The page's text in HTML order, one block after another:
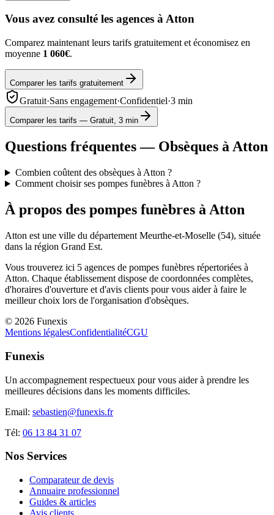
Vous avez consulté les agences à Atton
Comparez maintenant leurs tarifs gratuitement et économisez en
moyenne 1 060€.
Comparer les tarifs gratuitement
Gratuit·Sans engagement·Confidentiel·3 min
Comparer les tarifs — Gratuit, 3 min
Questions fréquentes — Obsèques àAtton
Combien coûtent des obsèques à Atton ?
Comment choisir ses pompes funèbres à Atton ?
À propos des pompes funèbres àAtton
Atton est une ville du département Meurthe-et-Moselle (54), située
dans la région Grand Est.
Vous trouverez ici 5 agences de pompes funèbres répertoriées à
Atton. Chaque établissement dispose de coordonnées complètes,
d'horaires d'ouverture et d'avis clients pour vous aider à faire le
meilleur choix lors de l'organisation d'obsèques.
© 2026 Funexis
Mentions légalesConfidentialitéCGU
Funexis
Un accompagnement respectueux pour vous aider à prendre les
meilleures décisions dans les moments difficiles.
Email: sebastien@funexis.fr
Tél: 06 13 84 31 07
Nos Services
Comparateur de devis
Annuaire professionnel
Guides & articles
Avis clients